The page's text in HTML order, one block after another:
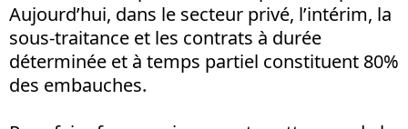
Aujourd’hui, dans le secteur privé, l’intérim, la
sous-traitance et les contrats à durée
déterminée et à temps partiel constituent 80%
des embauches.